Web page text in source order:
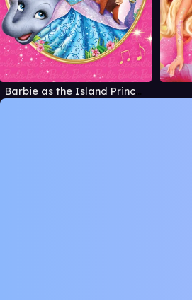
Barbie as the Island Princess